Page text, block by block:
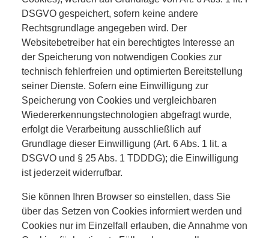
DSGVO gespeichert, sofern keine andere
Rechtsgrundlage angegeben wird. Der
Websitebetreiber hat ein berechtigtes Interesse an
der Speicherung von notwendigen Cookies zur
technisch fehlerfreien und optimierten Bereitstellung
seiner Dienste. Sofern eine Einwilligung zur
Speicherung von Cookies und vergleichbaren
Wiedererkennungstechnologien abgefragt wurde,
erfolgt die Verarbeitung ausschließlich auf
Grundlage dieser Einwilligung (Art. 6 Abs. 1 lit. a
DSGVO und § 25 Abs. 1 TDDDG); die Einwilligung
ist jederzeit widerrufbar.
Sie können Ihren Browser so einstellen, dass Sie
über das Setzen von Cookies informiert werden und
Cookies nur im Einzelfall erlauben, die Annahme von